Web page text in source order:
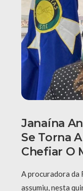
Janaína
Se Torna
Chefiar O
A procuradora da
assumiu, nesta